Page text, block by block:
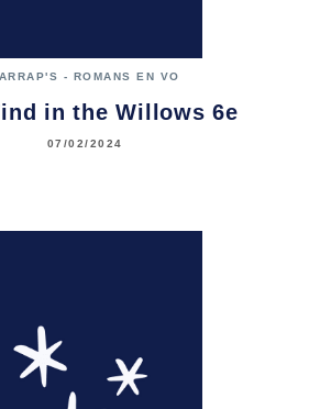
- ROMANS EN VO
in the Willows 6e
07/02/2024